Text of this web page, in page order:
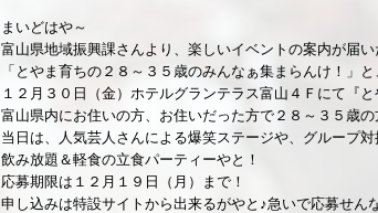
まいどはや～
富山県地域振興課さんより、楽しいイベントの案内が届い
「とやま育ちの２８～３５歳のみんなぁ集まらんけ！」
１２月３０日（金）ホテルグランテラス富山４Ｆにて『
富山県内にお住いの方、お住いだった方で２８～３５歳の
当日は、人気芸人さんによる爆笑ステージや、グループ
飲み放題＆軽食の立食パーティーやと！
応募期限は１２月１９日（月）まで！
申し込みは特設サイトから出来るがやと♪急いで応募せん